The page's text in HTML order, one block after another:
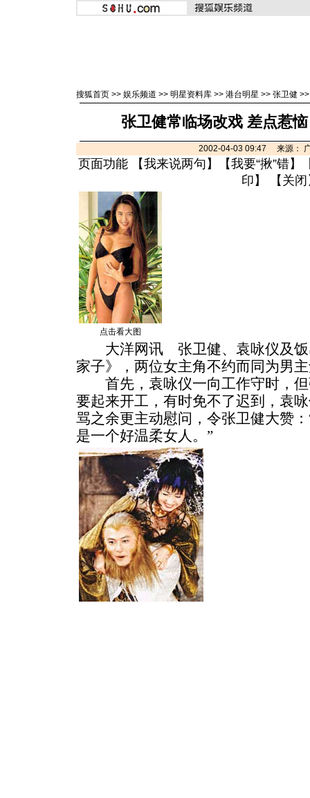
搜狐首页 >> 娱乐频道 >> 明星资料库 >> 港台明星 >> 张卫健
张卫健常临场改戏 差点惹
2002-04-03 09:47 来源：
页面功能 【我来说两句 】【我要“揪”错】
印 】 【 关闭
点击看大图
大洋网讯 张卫健、袁咏仪及饭
家子》，两位女主角不约而同为男
首先，袁咏仪一向工作守时，但
要起来开工，有时免不了迟到，袁
骂之余更主动慰问，令张卫健大赞
是一个好温柔女人。”